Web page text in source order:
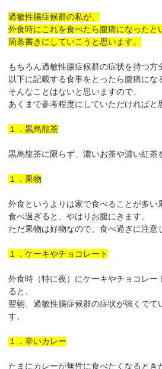
過敏性腸症候群の私が、
外食時にこれを食べたら腹痛になったと
箇条書きにしていこうと思います。
もちろん過敏性腸症候群の症状を持つ方
以下に記載する食事をとったら腹痛にな
そんなことはないと思いますので、
あくまで参考程度にしていただければと
１．黒烏龍茶
黒烏龍茶に限らず、濃いお茶や濃い紅茶
１．果物
外食というよりは家で食べることが多い
食べ過ぎると、やはりお腹にきます。
ただ果物は好物なので、食べ過ぎに注意
１．ケーキやチョコレート
外食時（特に夜）にケーキやチョコレー
ると、
翌朝、過敏性腸症候群の症状が強くでて
す。
１．辛いカレー
たまにカレーが無性に食べたくなるとき